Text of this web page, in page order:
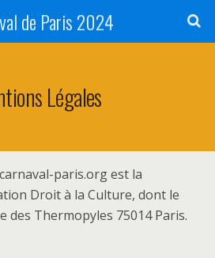
de Paris 2024
Légales
paris.org est la
Droit à la Culture, dont le
des Thermopyles 75014 Paris.